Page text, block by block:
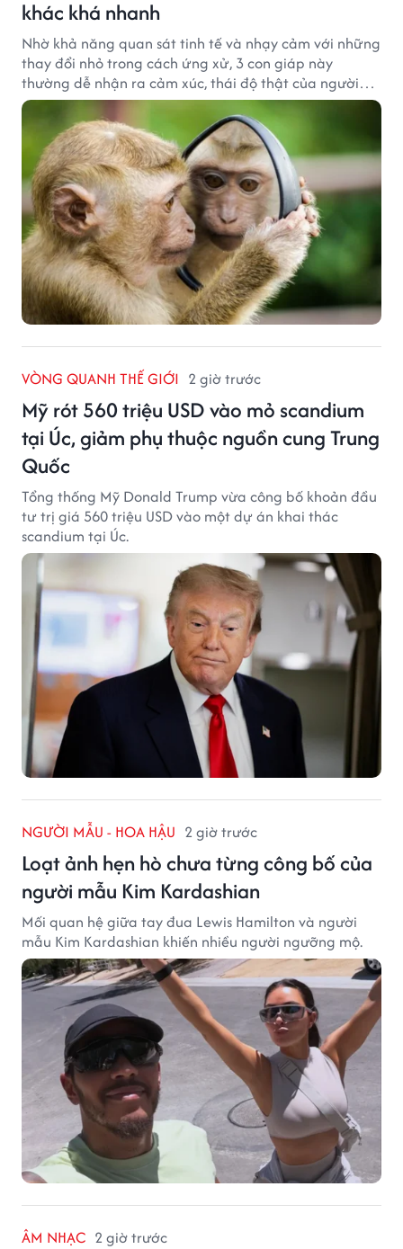
khác khá nhanh
Nhờ khả năng quan sát tinh tế và nhạy cảm với những
thay đổi nhỏ trong cách ứng xử, 3 con giáp này
thường dễ nhận ra cảm xúc, thái độ thật của người
đối diện.
VÒNG QUANH THẾ GIỚI 2 giờ trước
Mỹ rót 560 triệu USD vào mỏ scandium
tại Úc, giảm phụ thuộc nguồn cung Trung
Quốc
Tổng thống Mỹ Donald Trump vừa công bố khoản đầu
tư trị giá 560 triệu USD vào một dự án khai thác
scandium tại Úc.
NGƯỜI MẪU - HOA HẬU 2 giờ trước
Loạt ảnh hẹn hò chưa từng công bố của
người mẫu Kim Kardashian
Mối quan hệ giữa tay đua Lewis Hamilton và người
mẫu Kim Kardashian khiến nhiều người ngưỡng mộ.
ÂM NHẠC 2 giờ trước